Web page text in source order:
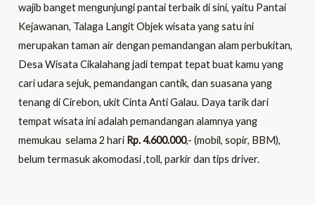
wajib banget mengunjungi pantai terbaik di sini, yaitu Pantai
Kejawanan, Talaga Langit Objek wisata yang satu ini
merupakan taman air dengan pemandangan alam perbukitan,
Desa Wisata Cikalahang jadi tempat tepat buat kamu yang
cari udara sejuk, pemandangan cantik, dan suasana yang
tenang di Cirebon, ukit Cinta Anti Galau. Daya tarik dari
tempat wisata ini adalah pemandangan alamnya yang
memukau selama 2 hari Rp. 4.600.000,- (mobil, sopir, BBM),
belum termasuk akomodasi ,toll, parkir dan tips driver.